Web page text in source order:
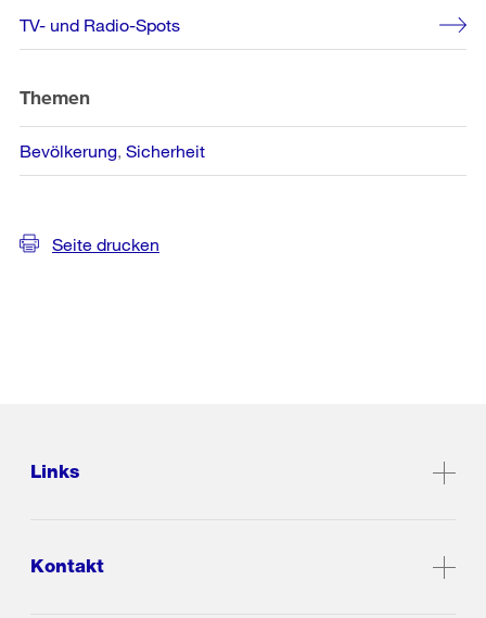
Weitere
Informationen
TV- und Radio-Spots
Themen
Bevölkerung Sicherheit
Seite drucken
Links
Kontakt